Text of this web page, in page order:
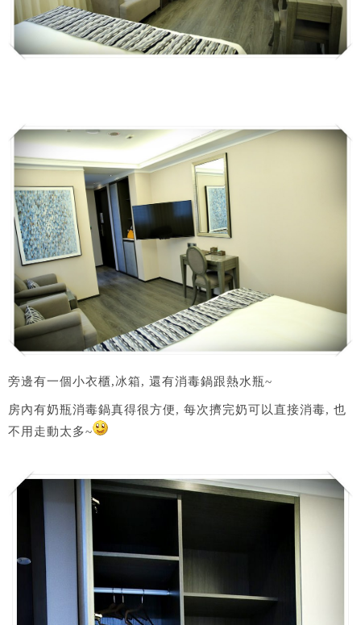
旁邊有一個小衣櫃,冰箱, 還有消毒鍋跟熱水瓶~
房內有奶瓶消毒鍋真得很方便, 每次擠完奶可以直接消毒, 也
不用走動太多~